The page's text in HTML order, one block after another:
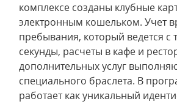
комплексе созданы клубные
электронным кошельком. Учет
пребывания, который ведется с
секунды, расчеты в кафе и
дополнительных услуг
специального браслета. В
работает как уникальный